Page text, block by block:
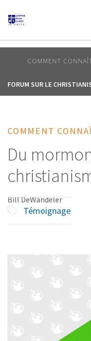
AFRICA
AMERICA /
OCEANIA
COMMENT
FORUM SUR LE
COMMENT
Du
Bill DeWandeler
Témoignage